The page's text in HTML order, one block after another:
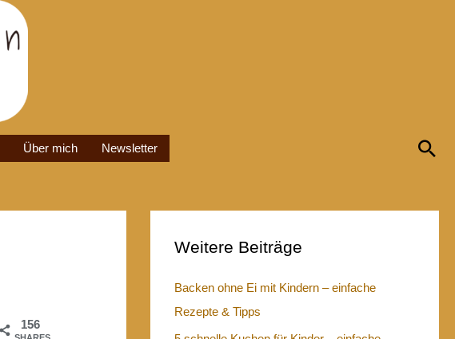
Über mich Newsletter
156
SHARES
Weitere Beiträge
Backen ohne Ei mit Kindern – einfache
Rezepte & Tipps